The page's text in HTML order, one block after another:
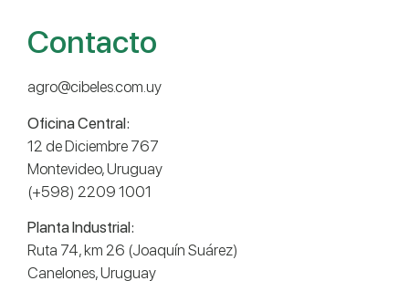
Contacto
agro@cibeles.com.uy
Oficina Central:
12 de Diciembre 767
Montevideo, Uruguay
(+598) 2209 1001
Planta Industrial:
Ruta 74, km 26 (Joaquín Suárez)
Canelones, Uruguay